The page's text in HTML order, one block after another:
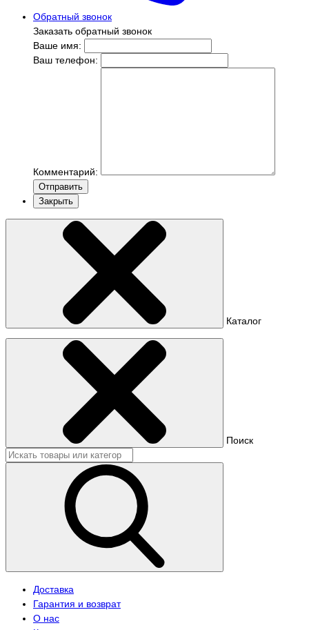
Обратный звонок
Заказать обратный звонок
Ваше имя:
Ваш телефон:
Комментарий:
Отправить
Закрыть
Каталог
Поиск
Доставка
Гарантия и возврат
О нас